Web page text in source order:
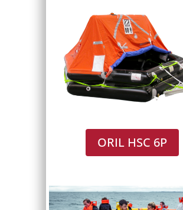
ORIL HSC 6P